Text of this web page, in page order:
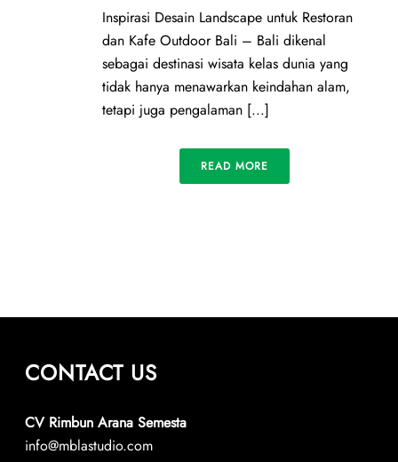
Inspirasi Desain Landscape untuk Restoran
dan Kafe Outdoor Bali – Bali dikenal
sebagai destinasi wisata kelas dunia yang
tidak hanya menawarkan keindahan alam,
tetapi juga pengalaman [...]
READ MORE
CONTACT US
CV Rimbun Arana Semesta
info@mblastudio.com